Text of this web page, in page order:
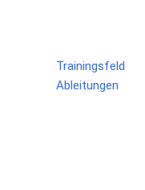
Trainingsfeld
Ableitungen